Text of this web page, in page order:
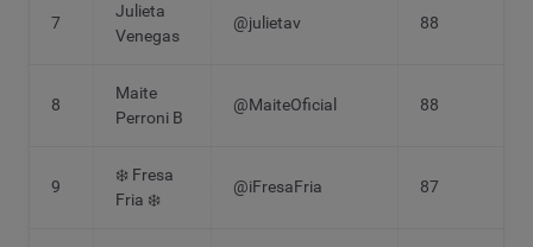
7
Julieta
Venegas
@julietav 88
8
Maite
Perroni B
@MaiteOficial 88
9
❄️ Fresa
Fria ❄️
@iFresaFria 87